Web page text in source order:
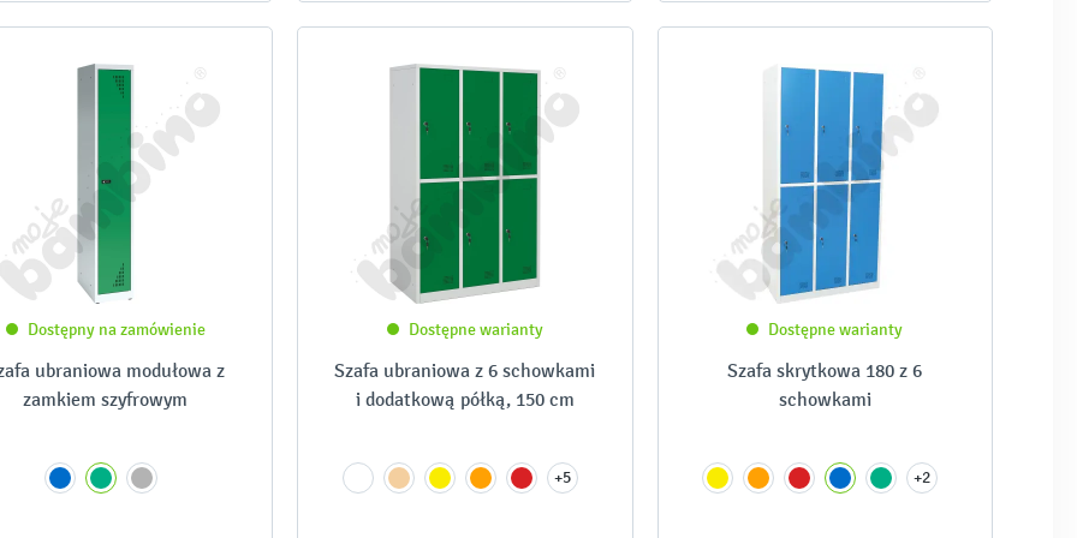
Dostępny na zamówienie
ubraniowa modułowa z
zamkiem szyfrowym
Dostępne warianty
Szafa ubraniowa z 6 schowkami
i dodatkową półką, 150 cm
+5
Dostępne warianty
Szafa skrytkowa 180 z 6
schowkami
+2